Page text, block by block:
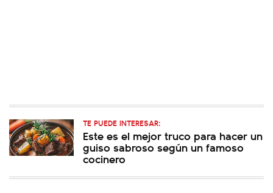
TE PUEDE INTERESAR:
Este es el mejor truco para hacer un
guiso sabroso según un famoso
cocinero